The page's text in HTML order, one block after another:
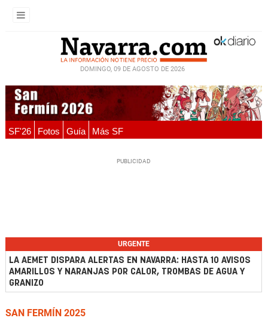
DOMINGO, 09 DE AGOSTO DE 2026
SF'26 Fotos Guía Más SF
URGENTE
LA AEMET DISPARA ALERTAS EN NAVARRA: HASTA 10 AVISOS
AMARILLOS Y NARANJAS POR CALOR, TROMBAS DE AGUA Y
GRANIZO
SAN FERMÍN 2025